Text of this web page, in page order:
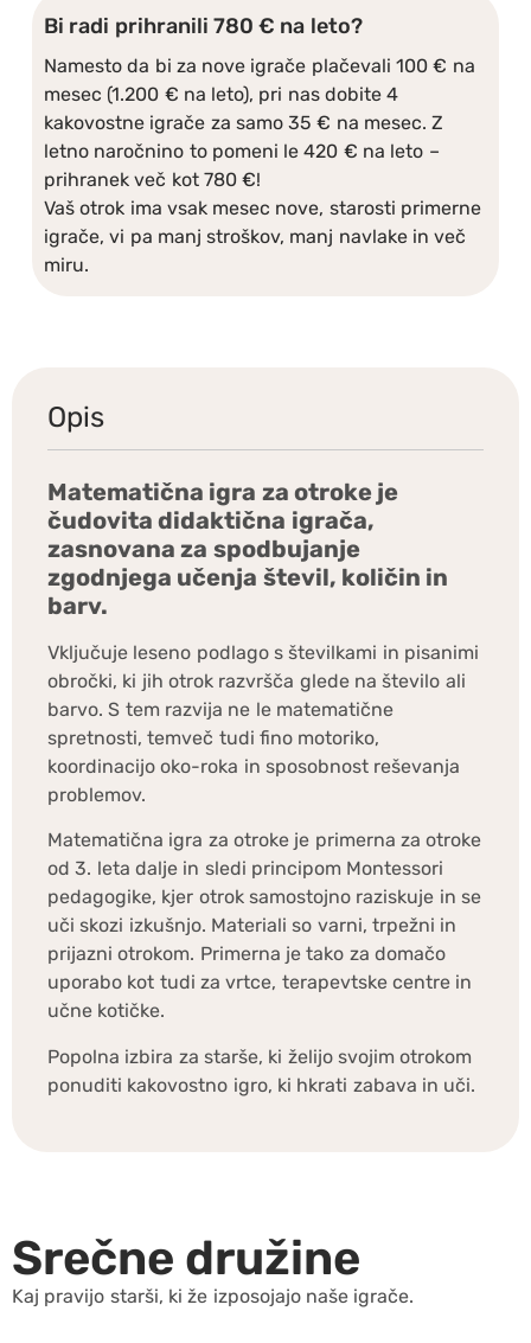
Bi radi prihranili 780 € na leto?
Namesto da bi za nove igrače plačevali 100 € na
mesec (1.200 € na leto), pri nas dobite 4
kakovostne igrače za samo 35 € na mesec. Z
letno naročnino to pomeni le 420 € na leto –
prihranek več kot 780 €!
Vaš otrok ima vsak mesec nove, starosti primerne
igrače, vi pa manj stroškov, manj navlake in več
miru.
Opis
Matematična igra za otroke je
čudovita didaktična igrača,
zasnovana za spodbujanje
zgodnjega učenja števil, količin in
barv.
Vključuje leseno podlago s številkami in pisanimi
obročki, ki jih otrok razvršča glede na število ali
barvo. S tem razvija ne le matematične
spretnosti, temveč tudi fino motoriko,
koordinacijo oko-roka in sposobnost reševanja
problemov.
Matematična igra za otroke je primerna za otroke
od 3. leta dalje in sledi principom Montessori
pedagogike, kjer otrok samostojno raziskuje in se
uči skozi izkušnjo. Materiali so varni, trpežni in
prijazni otrokom. Primerna je tako za domačo
uporabo kot tudi za vrtce, terapevtske centre in
učne kotičke.
Popolna izbira za starše, ki želijo svojim otrokom
ponuditi kakovostno igro, ki hkrati zabava in uči.
Srečne družine
Kaj pravijo starši, ki že izposojajo naše igrače.